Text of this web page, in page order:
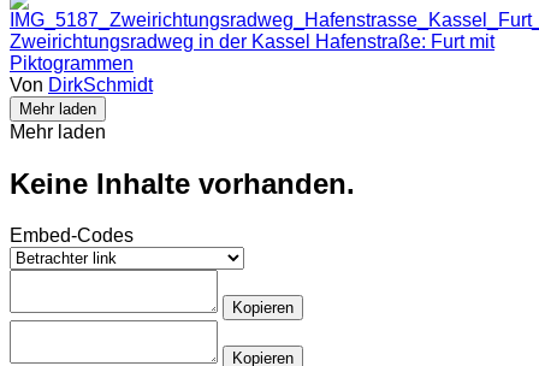
Zweirichtungsradweg in der Kassel Hafenstraße: Furt mit
Piktogrammen
Von DirkSchmidt
Mehr laden
Mehr laden
Keine Inhalte vorhanden.
Embed-Codes
Kopieren
Kopieren